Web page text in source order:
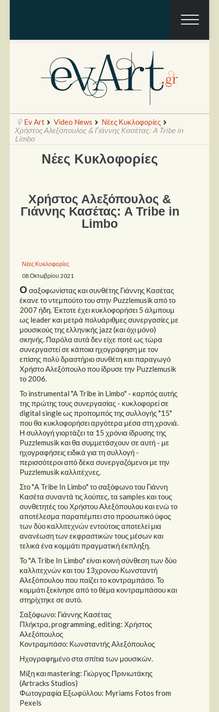
Ραπόρτο
Θέατρο
Συνεντεύξεις
Δίσκοι
Σειρές
Ταινίες
Βιβλία
Video News
Καλλιτέχνες
Μουσικοί
Διάφοροι
Εκτός Συνόρων
Νέα
Στήλες
Polls
Blog
Ev Art Video News
Νέες Κυκλοφορίες
Χρήστος Αλεξόπουλος & Γιάννης Κασέτας: A Tribe in
Limbo
Νέες Κυκλοφορίες
Χρήστος Αλεξόπουλος &
Γιάννης Κασέτας: A Tribe in
Limbo
Νέες Κυκλοφορίες
08 Οκτωβρίου 2021
Ο σαξοφωνίστας και συνθέτης Γιάννης Κασέτας
έκανε το ντεμπούτο του στην Puzzlemusik από το
2007 ήδη. Έκτοτε έχει κυκλοφορήσει 5 άλμπουμ
ως leader και μετρά πολυάριθμες συνεργασίες με
μουσικούς της ελληνικής jazz (και όχι μόνο)
σκηνής. Παρόλα αυτά δεν είχε ποτέ ως τώρα
συνεργαστεί σε κάποια ηχογράφηση με τον
επίσης πολύ δραστήριο συνθέτη και παραγωγό
Χρήστο Αλεξόπουλο που ίδρυσε την Puzzlemusik
το 2006.
Το instrumental "A Tribe in Limbo" - καρπός αυτής
της πρώτης τους συνεργασίας - κυκλοφορεί σε
digital single ως προπομπός της συλλογής "15"
που θα κυκλοφορήσει αργότερα μέσα στη χρονιά.
Η συλλογή γιορτάζει τα 15 χρόνια ίδρυσης της
Puzzlemusik και θα συμμετάσχουν σε αυτή - με
ηχογραφήσεις ειδικά για τη συλλογή -
περισσότεροι από δέκα συνεργαζόμενοι με την
Puzzlemusik καλλιτέχνες.
Στο "A Tribe In Limbo" το σαξόφωνο του Γιάννη
Κασέτα συναντά τις λούπες, τα samples και τους
συνθετητές του Χρήστου Αλεξόπουλου και ενώ το
αποτέλεσμα παραπέμπει στο προσωπικό ύφος
των δύο καλλιτεχνών εντούτοις αποτελεί μια
ανανέωση των εκφραστικών τους μέσων και
τελικά ένα κομμάτι πραγματική έκπληξη.
Το "A Tribe In Limbo" είναι κοινή σύνθεση των δύο
καλλιτεχνών και του 13χρονου Κωνσταντή
Αλεξόπουλου που παίζει το κοντραμπάσο. Το
κομμάτι ξεκίνησε από το θέμα κοντραμπάσου και
στηρίχτηκε σε αυτό.
Σαξόφωνο: Γιάννης Κασέτας
Πλήκτρα, programming, editing: Χρήστος
Αλεξόπουλος
Κοντραμπάσο: Κωνσταντής Αλεξόπουλος
Ηχογραφημένο στα σπίτια των μουσικών.
Μίξη και mastering: Γιώργος Πρινιωτάκης
(Artracks Studios)
Φωτογραφία Εξωφύλλου: Myriams Fotos from
Pexels